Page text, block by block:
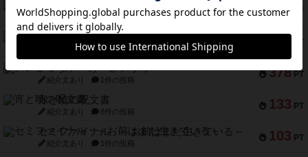
574 PT
紹介文あり 2件の投稿
389 PT
リワイルド：サウスアメリカ
紹介文なし 2件の投稿
378 PT
アンダー・ザ・テーブラー
紹介文あり 1件の投稿
133 PT
宵と暁の呪文書
紹介文あり 8件の投稿
103 PT
セミファイナル ～お前はまだ生きている～
紹介文あり 1件の投稿